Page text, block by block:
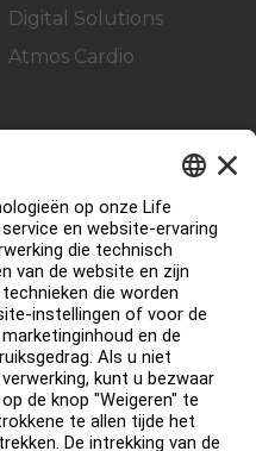
Digital Solutions
Atmos Cardio